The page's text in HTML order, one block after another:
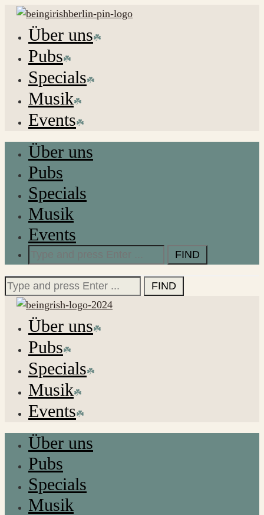
Über uns
Pubs
Specials
Musik
Events
Über uns
Pubs
Specials
Musik
Events
for:
Search
for:
Über uns
Pubs
Specials
Musik
Events
Über uns
Pubs
Specials
Musik